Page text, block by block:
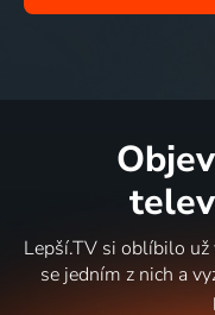
Lepší.TV si oblíbilo
se jedním z nich a